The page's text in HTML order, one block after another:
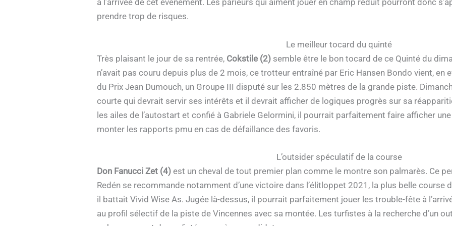
à l’arrivée de cet événement. Les parieurs qui aiment jouer en champ réduit pourront donc
prendre trop de risques.
Le meilleur tocard du quinté
Très plaisant le jour de sa rentrée, Cokstile (2) semble être le bon tocard de ce Quinté du
n’avait pas couru depuis plus de 2 mois, ce trotteur entraîné par Eric Hansen Bondo vient, en
du Prix Jean Dumouch, un Groupe III disputé sur les 2.850 mètres de la grande piste.
courte qui devrait servir ses intérêts et il devrait afficher de logiques progrès sur sa
les ailes de l’autostart et confié à Gabriele Gelormini, il pourrait parfaitement faire afficher
monter les rapports pmu en cas de défaillance des favoris.
L’outsider spéculatif de la course
Don Fanucci Zet (4) est un cheval de tout premier plan comme le montre son palmarès. Ce
Redén se recommande notamment d’une victoire dans l’élitloppet 2021, la plus belle course
il battait Vivid Wise As. Jugée là-dessus, il pourrait parfaitement jouer les trouble-fête à
au profil sélectif de la piste de Vincennes avec sa montée. Les turfistes à la recherche d’un